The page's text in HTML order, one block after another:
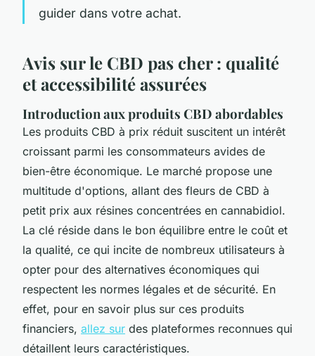
guider dans votre achat.
Avis sur le CBD pas cher : qualité
et accessibilité assurées
Introduction aux produits CBD abordables
Les produits CBD à prix réduit suscitent un intérêt
croissant parmi les consommateurs avides de
bien-être économique. Le marché propose une
multitude d'options, allant des fleurs de CBD à
petit prix aux résines concentrées en cannabidiol.
La clé réside dans le bon équilibre entre le coût et
la qualité, ce qui incite de nombreux utilisateurs à
opter pour des alternatives économiques qui
respectent les normes légales et de sécurité. En
effet, pour en savoir plus sur ces produits
financiers, allez sur des plateformes reconnues qui
détaillent leurs caractéristiques.